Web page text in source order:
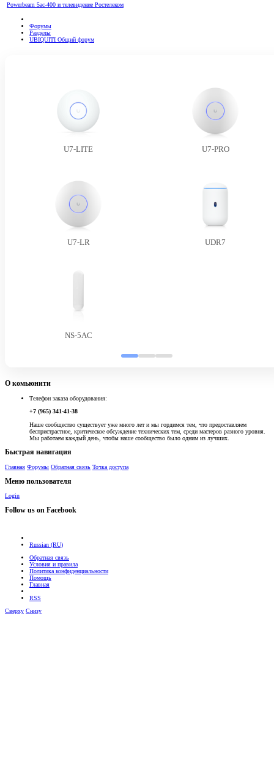
Powerbeam 5ac-400 и телевидение Ростелеком
Форумы
Разделы
UBIQUITI Общий форум
U7-LITE U7-PRO
U7-LR UDR7
NS-5AC
О комьюнити
Телефон заказа оборудования:
+7 (965) 341-41-38
Наше сообщество существует уже много лет и мы гордимся тем, что предоставляем
беспристрастное, критическое обсуждение технических тем, среди мастеров разного уровня.
Мы работаем каждый день, чтобы наше сообщество было одним из лучших.
Быстрая навигация
Главная Форумы Обратная связь Точка доступа
Меню пользователя
Login
Follow us on Facebook
Russian (RU)
Обратная связь
Условия и правила
Политика конфиденциальности
Помощь
Главная
RSS
Сверху Снизу